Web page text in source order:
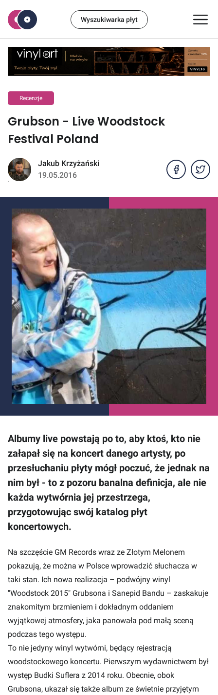
Wyszukiwarka płyt
Recenzje
Grubson - Live Woodstock
Festival Poland
Jakub Krzyżański
19.05.2016
Albumy live powstają po to, aby ktoś, kto nie
załapał się na koncert danego artysty, po
przesłuchaniu płyty mógł poczuć, że jednak na
nim był - to z pozoru banalna definicja, ale nie
każda wytwórnia jej przestrzega,
przygotowując swój katalog płyt
koncertowych.
Na szczęście GM Records wraz ze Złotym Melonem
pokazują, że można w Polsce wprowadzić słuchacza w
taki stan. Ich nowa realizacja – podwójny winyl
"Woodstock 2015" Grubsona i Sanepid Bandu – zaskakuje
znakomitym brzmieniem i dokładnym oddaniem
wyjątkowej atmosfery, jaka panowała pod małą sceną
podczas tego występu.
To nie jedyny winyl wytwórni, będący rejestracją
woodstockowego koncertu. Pierwszym wydawnictwem był
występ Budki Suflera z 2014 roku. Obecnie, obok
Grubsona, ukazał się także album ze świetnie przyjętym